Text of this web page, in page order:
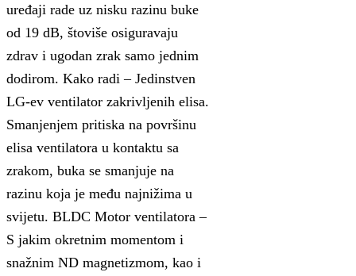
uređaji rade uz nisku razinu buke
od 19 dB, štoviše osiguravaju
zdrav i ugodan zrak samo jednim
dodirom. Kako radi – Jedinstven
LG-ev ventilator zakrivljenih elisa.
Smanjenjem pritiska na površinu
elisa ventilatora u kontaktu sa
zrakom, buka se smanjuje na
razinu koja je među najnižima u
svijetu. BLDC Motor ventilatora –
S jakim okretnim momentom i
snažnim ND magnetizmom, kao i